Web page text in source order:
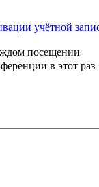
учётной
посещении
в этот раз